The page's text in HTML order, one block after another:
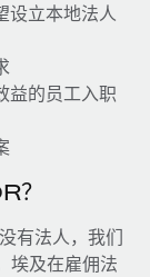
response
picture a
设立本地法人
益的员工入职
？
有法人，我们
埃及在雇佣法